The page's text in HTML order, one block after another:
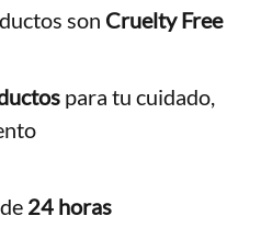
son Cruelty Free
para tu cuidado,
24 horas